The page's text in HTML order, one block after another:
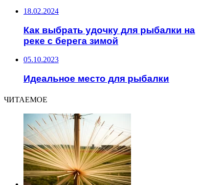
18.02.2024
Как выбрать удочку для рыбалки на
реке с берега зимой
05.10.2023
Идеальное место для рыбалки
ЧИТАЕМОЕ